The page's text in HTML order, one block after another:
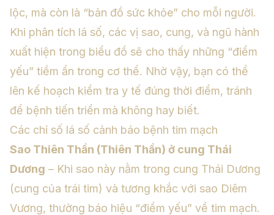
lộc, mà còn là “bản đồ sức khỏe” cho mỗi người.
Khi phân tích lá số, các vị sao, cung, và ngũ hành
xuất hiện trong biểu đồ sẽ cho thấy những “điểm
yếu” tiềm ẩn trong cơ thể. Nhờ vậy, bạn có thể
lên kế hoạch kiểm tra y tế đúng thời điểm, tránh
để bệnh tiến triển mà không hay biết.
Các chỉ số lá số cảnh báo bệnh tim mạch
Sao Thiên Thần (Thiên Thần) ở cung Thái
Dương – Khi sao này nằm trong cung Thái Dương
(cung của trái tim) và tương khắc với sao Diêm
Vương, thường báo hiệu “điểm yếu” về tim mạch.